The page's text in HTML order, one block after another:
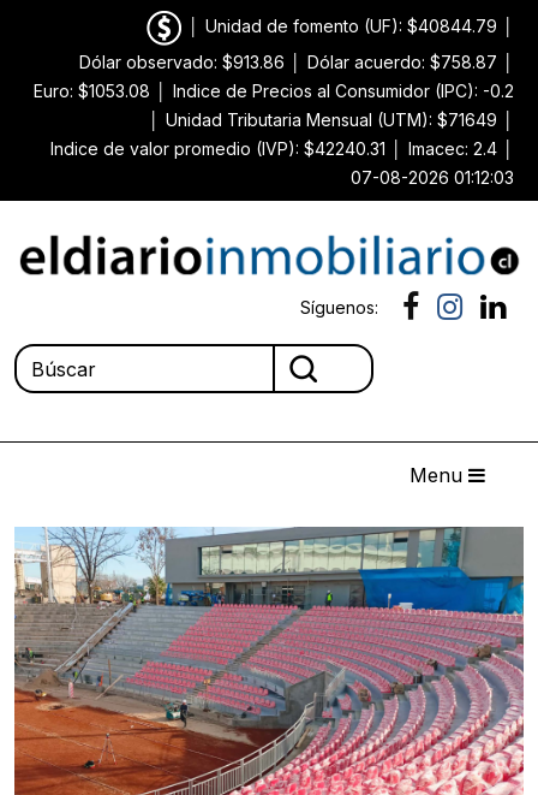
Unidad de fomento (UF): $40844.79
Dólar observado: $913.86
Dólar acuerdo: $758.87
Euro: $1053.08
Indice de Precios al Consumidor (IPC): -0.2
Unidad Tributaria Mensual (UTM): $71649
Indice de valor promedio (IVP): $42240.31
Imacec: 2.4
07-08-2026 01:12:03
Síguenos:
Menu